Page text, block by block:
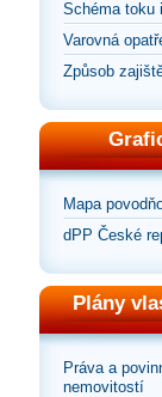
Schéma toku
Varovná
Způsob
Mapa
dPP České
Plány
Práva a
nemovitostí